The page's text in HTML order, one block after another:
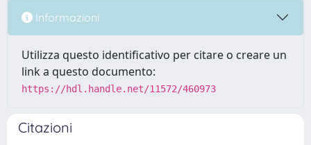
Informazioni
Utilizza questo identificativo per citare o creare un
link a questo documento:
https://hdl.handle.net/11572/460973
Citazioni